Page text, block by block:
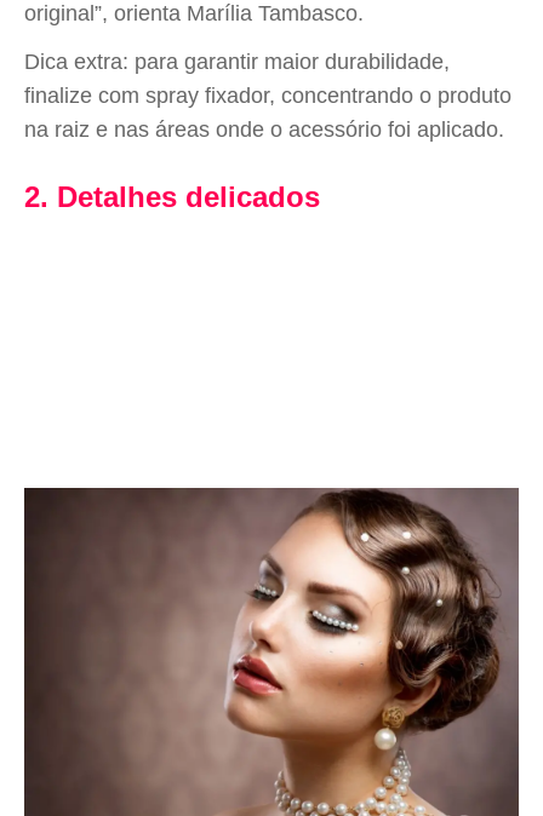
original”, orienta Marília Tambasco.
Dica extra: para garantir maior durabilidade,
finalize com spray fixador, concentrando o produto
na raiz e nas áreas onde o acessório foi aplicado.
2. Detalhes delicados